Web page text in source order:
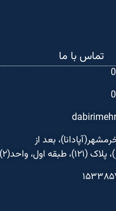
تماس با ما
بعد از
اول، واحد(۲)